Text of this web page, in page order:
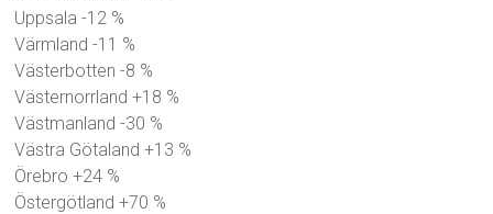
Uppsala -12 %
Värmland -11 %
Västerbotten -8 %
Västernorrland +18 %
Västmanland -30 %
Västra Götaland +13 %
Örebro +24 %
Östergötland +70 %